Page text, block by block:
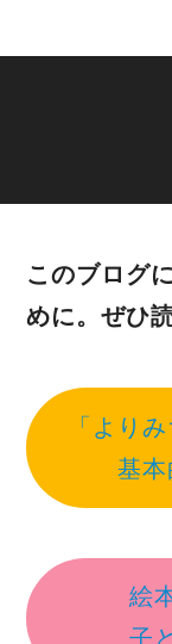
このブログ
めに。ぜひ
「より
基
絵